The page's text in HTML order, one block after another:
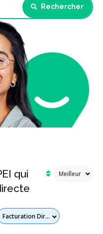
Rechercher
qui
les services